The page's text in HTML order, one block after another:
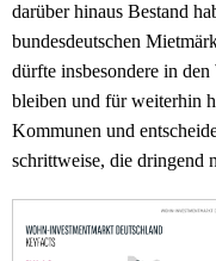
darüber hinaus Bestand
bundesdeutschen
dürfte insbesondere in
bleiben und für weiterhin
Kommunen und
schrittweise, die dringend